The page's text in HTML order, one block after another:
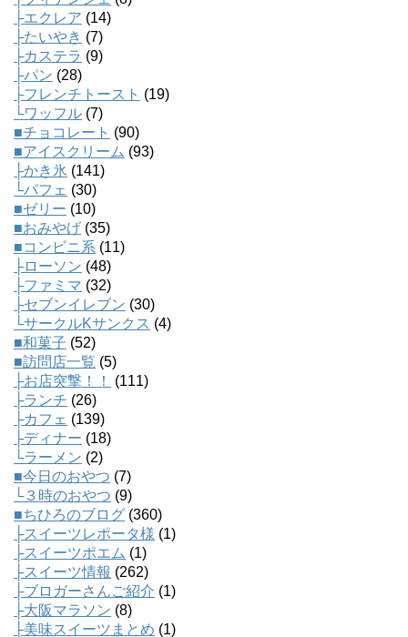
├エクレア (14)
├たいやき (7)
├カステラ (9)
├パン (28)
├フレンチトースト (19)
└ワッフル (7)
■チョコレート (90)
■アイスクリーム (93)
├かき氷 (141)
└パフェ (30)
■ゼリー (10)
■おみやげ (35)
■コンビニ系 (11)
├ローソン (48)
├ファミマ (32)
├セブンイレブン (30)
└サークルKサンクス (4)
■和菓子 (52)
■訪問店一覧 (5)
├お店突撃！！
(111)
├ランチ (26)
├カフェ (139)
├ディナー (18)
└ラーメン (2)
■今日のおやつ (7)
└３時のおやつ (9)
■ちひろのブログ (360)
├スイーツレポータ様 (1)
├スイーツポエム (1)
├スイーツ情報 (262)
├ブロガーさんご紹介 (1)
├大阪マラソン (8)
├美味スイーツまとめ (1)